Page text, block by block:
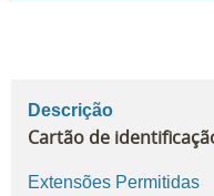
Descrição
Cartão de
Extensões Permitidas